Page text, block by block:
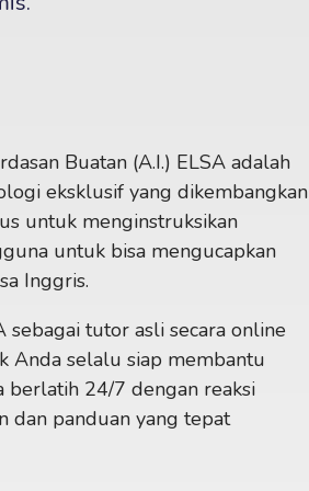
Buatan (A.I.) ELSA adalah
eksklusif yang dikembangkan
untuk menginstruksikan
untuk bisa mengucapkan
Inggris.
sebagai tutor asli secara online
Anda selalu siap membantu
berlatih 24/7 dengan reaksi
dan panduan yang tepat